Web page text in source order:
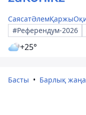
СаясатӘлемҚаржы
#Референдум-2026
+25°
Басты Барлық